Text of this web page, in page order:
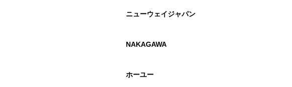
ニューウェイジャパン
NAKAGAWA
ホーユー